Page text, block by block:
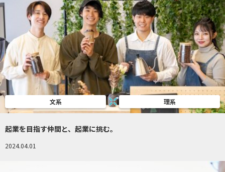
文系 理系
起業を目指す仲間と、起業に挑む。
2024.04.01